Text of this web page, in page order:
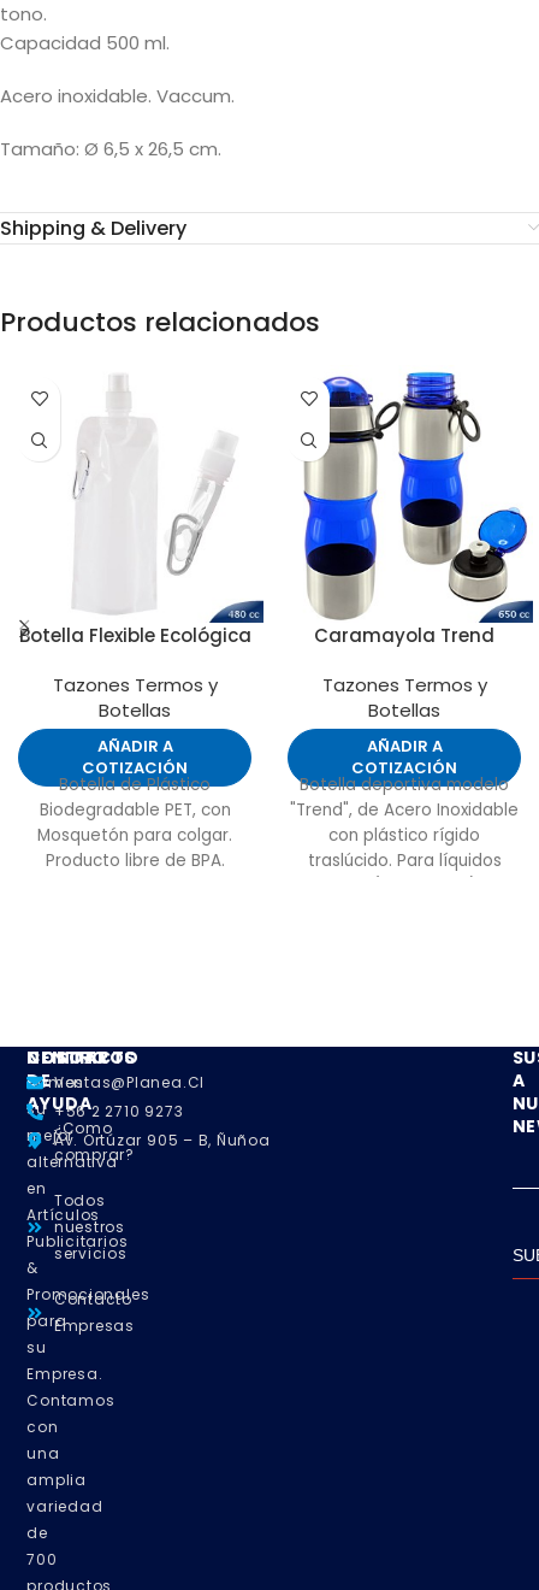
tono.
Capacidad 500 ml.
Acero inoxidable. Vaccum.
Tamaño: Ø 6,5 x 26,5 cm.
Shipping & Delivery
Productos relacionados
Botella Flexible Ecológica
Tazones Termos y
Botellas
AÑADIR A
COTIZACIÓN
Botella de Plástico
Biodegradable PET, con
Mosquetón para colgar.
Producto libre de BPA.
Caramayola Trend
Tazones Termos y
Botellas
AÑADIR A
COTIZACIÓN
Botella deportiva modelo
"Trend", de Acero Inoxidable
con plástico rígido
traslúcido. Para líquidos
NOSOTROS
Somos
su
mejor
alternativa
en
Artículos
Publicitarios
&
Promocionales
para
su
Empresa.
Contamos
con
una
amplia
variedad
de
700
CENTRO
DE
AYUDA
¿Como
comprar?
Todos
nuestros
servicios
Contacto
Empresas
CONTACTO
Ventas@planea.cl
+56 2 2710 9273
Av. Ortúzar 905 – B, Ñuñoa
A